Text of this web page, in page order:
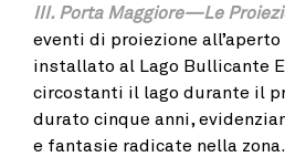
III. Porta Maggiore—Le
eventi di proiezione
installato al Lago Bullicante
circostanti il lago durante il
durato cinque anni,
e fantasie radicate nella zona.